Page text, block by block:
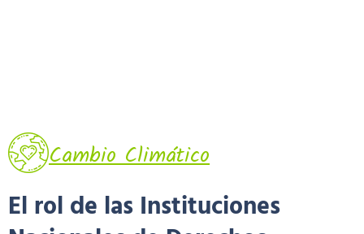
Cambio Climático
El rol de las Instituciones